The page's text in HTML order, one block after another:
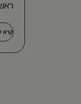
קרא